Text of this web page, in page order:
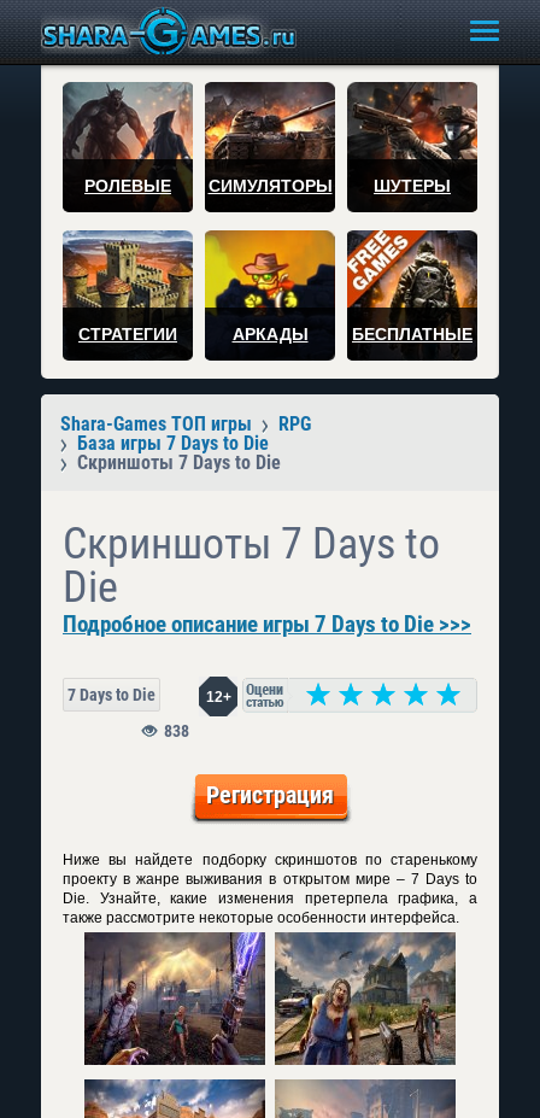
РОЛЕВЫЕ СИМУЛЯТОРЫ ШУТЕРЫ
СТРАТЕГИИ АРКАДЫ БЕСПЛАТНЫЕ
Shara-Games ТОП игры
RPG
База игры 7 Days to Die
Скриншоты 7 Days to Die
Скриншоты 7 Days to
Die
Подробное описание игры 7 Days to Die >>>
7 Days to Die 12+
838
Регистрация
Ниже вы найдете подборку скриншотов по старенькому
проекту в жанре выживания в открытом мире – 7 Days to
Die. Узнайте, какие изменения претерпела графика, а
также рассмотрите некоторые особенности интерфейса.